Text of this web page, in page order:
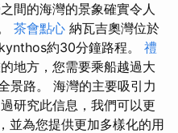
間的海灣的景象確實令人
茶會點心 納瓦吉奧灣位於
約30分鐘路程。 禮
地方，您需要乘船越過大
景路。 海灣的主要吸引力
研究此信息，我們可以更
並為您提供更加多樣化的用